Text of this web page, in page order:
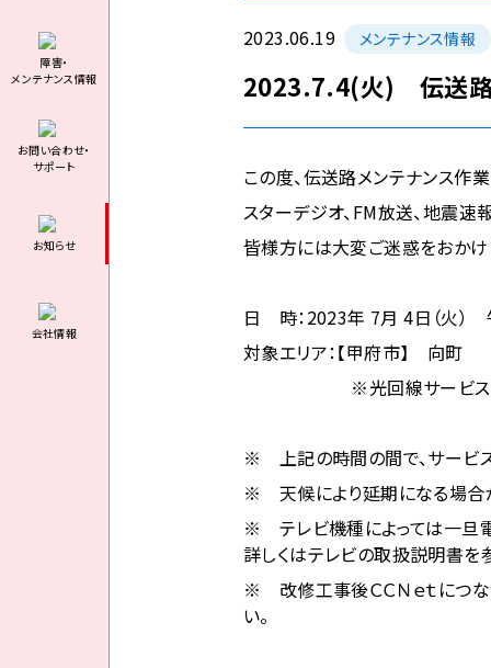
料金シミ
障害・
メンテナンス情報
お問い合わせ・
サポート
お知らせ
会社情報
2023.06.19 メンテナンス情報
2023.7.4(火) 伝送路
この度、伝送路メンテナンス作
スターデジオ、FM放送、地震
皆様方には大変ご迷惑をおかけ
日 時：2023年 7月 4日（火
対象エリア：【甲府市】 向
※光回線サービス
※ 上記の時間の間で、サービ
※ 天候により延期になる場合
※ テレビ機種によっては一旦
詳しくはテレビの取扱説明書を
※ 改修工事後ＣＣＮｅｔにつな
い。